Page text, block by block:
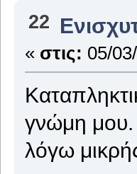
22
« στις: 05/
γνώμη
λόγω